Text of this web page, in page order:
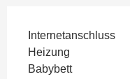
Internetanschluss
Heizung
Babybett